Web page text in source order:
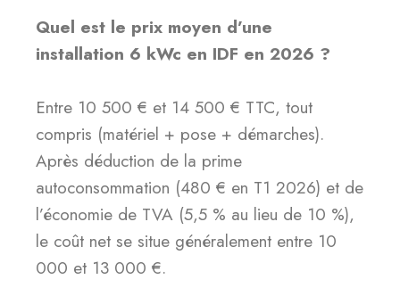
Quel est le prix moyen d’une
installation 6 kWc en IDF en 2026 ?
Entre 10 500 € et 14 500 € TTC, tout
compris (matériel + pose + démarches).
Après déduction de la prime
autoconsommation (480 € en T1 2026) et de
l’économie de TVA (5,5 % au lieu de 10 %),
le coût net se situe généralement entre 10
000 et 13 000 €.